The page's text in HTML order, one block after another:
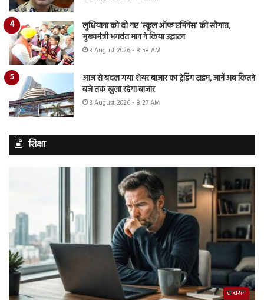
लुधियाना को दो नए ‘स्कूल ऑफ एमिनेंस’ की सौगात,
मुख्यमंत्री भगवंत मान ने किया उद्घाटन
3 August 2026 - 8:58 AM
आज से बदल गया शेयर बाजार का ट्रेडिंग टाइम, जानें अब कितने
बजे तक खुला रहेगा बाजार
3 August 2026 - 8:27 AM
शिक्षा
वायरल